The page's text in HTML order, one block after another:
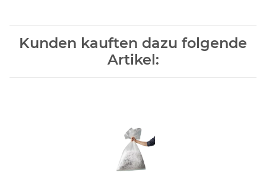
Kunden kauften dazu folgende
Artikel: